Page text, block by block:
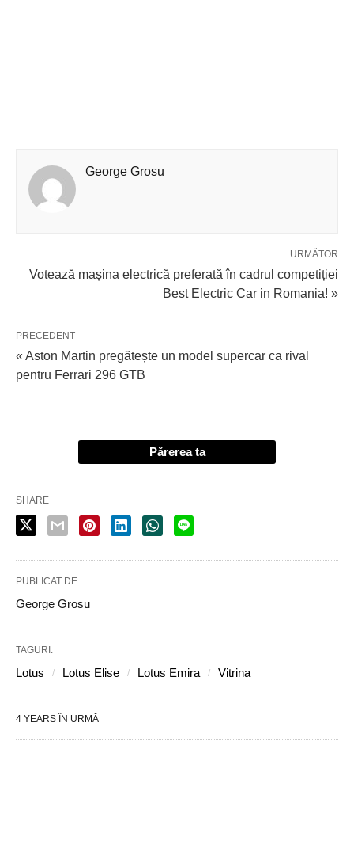
George Grosu
URMĂTOR
Votează mașina electrică preferată în cadrul competiției
Best Electric Car in Romania! »
PRECEDENT
« Aston Martin pregătește un model supercar ca rival
pentru Ferrari 296 GTB
Părerea ta
SHARE
PUBLICAT DE
George Grosu
TAGURI:
Lotus Lotus Elise Lotus Emira Vitrina
4 YEARS ÎN URMĂ